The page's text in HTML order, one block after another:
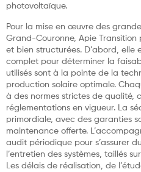
photovoltaïque.
Pour la mise en œuvre des
Grand-Couronne, Apie
et bien structurées. D’abord,
complet pour déterminer la
utilisés sont à la pointe de la
production solaire optimale.
à des normes strictes de qualité,
réglementations en vigueur. La
primordiale, avec des garanties
maintenance offerte.
audit périodique pour s’assurer
l’entretien des systèmes, taillés
Les délais de réalisation, de